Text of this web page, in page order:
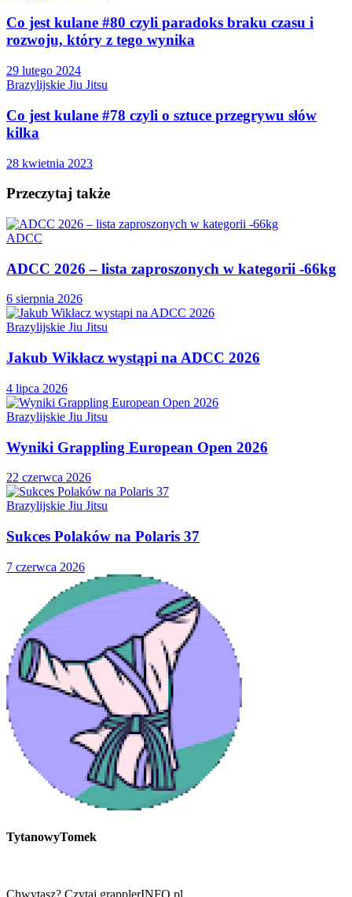
Co jest kulane #80 czyli paradoks braku czasu i
rozwoju, który z tego wynika
29 lutego 2024
Brazylijskie Jiu Jitsu
Co jest kulane #78 czyli o sztuce przegrywu słów
kilka
28 kwietnia 2023
Przeczytaj także
ADCC
ADCC 2026 – lista zaproszonych w kategorii -66kg
6 sierpnia 2026
Brazylijskie Jiu Jitsu
Jakub Wikłacz wystąpi na ADCC 2026
4 lipca 2026
Brazylijskie Jiu Jitsu
Wyniki Grappling European Open 2026
22 czerwca 2026
Brazylijskie Jiu Jitsu
Sukces Polaków na Polaris 37
7 czerwca 2026
TytanowyTomek